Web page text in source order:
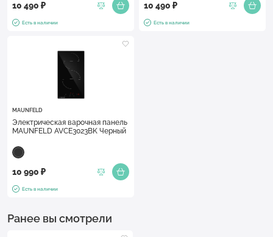
10 490 ₽
Есть в наличии
10 490 ₽
Есть в наличии
MAUNFELD
Электрическая варочная панель
MAUNFELD AVCE3023BK Черный
10 990 ₽
Есть в наличии
Ранее вы смотрели